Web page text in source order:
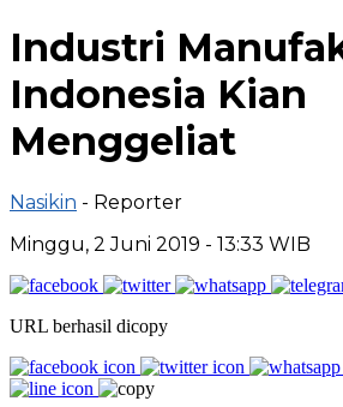
Industri
Indonesia Kian
Menggeliat
Nasikin - Reporter
Minggu, 2 Juni 2019 - 13:33 WIB
URL berhasil dicopy